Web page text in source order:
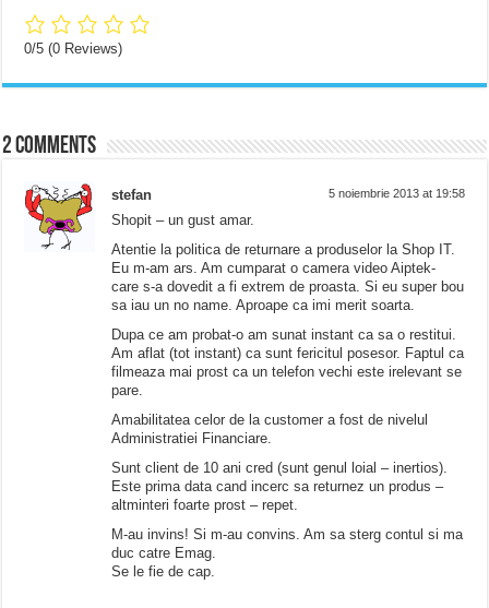
0/5(0 Reviews)
2 comments
stefan 5 noiembrie 2013 at 19:58
Shopit – un gust amar.
Atentie la politica de returnare a produselor la Shop IT.
Eu m-am ars. Am cumparat o camera video Aiptek-
care s-a dovedit a fi extrem de proasta. Si eu super bou
sa iau un no name. Aproape ca imi merit soarta.
Dupa ce am probat-o am sunat instant ca sa o restitui.
Am aflat (tot instant) ca sunt fericitul posesor. Faptul ca
filmeaza mai prost ca un telefon vechi este irelevant se
pare.
Amabilitatea celor de la customer a fost de nivelul
Administratiei Financiare.
Sunt client de 10 ani cred (sunt genul loial – inertios).
Este prima data cand incerc sa returnez un produs –
altminteri foarte prost – repet.
M-au invins! Si m-au convins. Am sa sterg contul si ma
duc catre Emag.
Se le fie de cap.